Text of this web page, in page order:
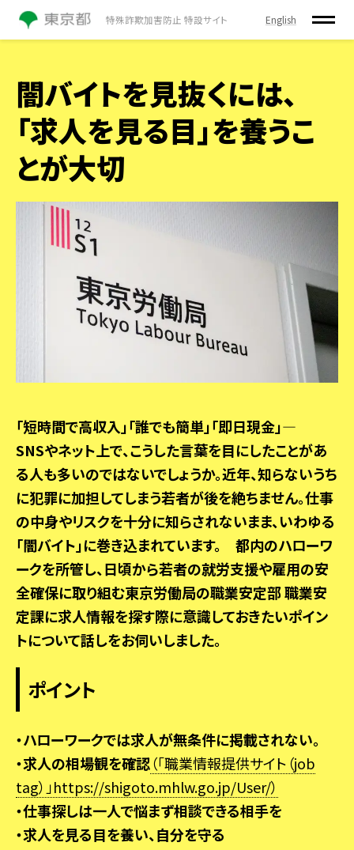
特殊詐欺加害防止 特設サイト English
闇バイトを見抜くには、
「求人を見る目」を養うこ
とが大切
「短時間で高収入」「誰でも簡単」「即日現金」―
SNSやネット上で、こうした言葉を目にしたことがあ
る人も多いのではないでしょうか。近年、知らないうち
に犯罪に加担してしまう若者が後を絶ちません。仕事
の中身やリスクを十分に知らされないまま、いわゆる
「闇バイト」に巻き込まれています。 都内のハローワ
ークを所管し、日頃から若者の就労支援や雇用の安
全確保に取り組む東京労働局の職業安定部 職業安
定課に求人情報を探す際に意識しておきたいポイン
トについて話しをお伺いしました。
ポイント
・ハローワークでは求人が無条件に掲載されない。
・求人の相場観を確認（「職業情報提供サイト（job
tag）」https://shigoto.mhlw.go.jp/User/）
・仕事探しは一人で悩まず相談できる相手を
・求人を見る目を養い、自分を守る